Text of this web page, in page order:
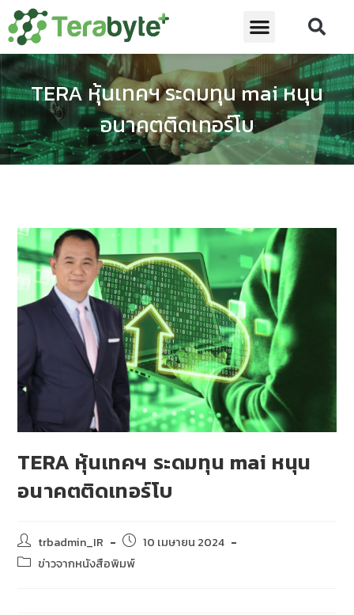
TERA หุ้นเทคฯ ระดมทุน mai หนุน
อนาคตติดเทอร์โบ
TERA หุ้นเทคฯ ระดมทุน mai หนุน
อนาคตติดเทอร์โบ
trbadmin_IR
10 เมษายน 2024
ข่าวจากหนังสือพิมพ์